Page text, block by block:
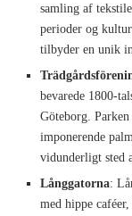
samling af
perioder og
tilbyder en unik
bevarede 1800-
Göteborg.
imponerende
vidunderligt sted
Långgatorna:
med hippe